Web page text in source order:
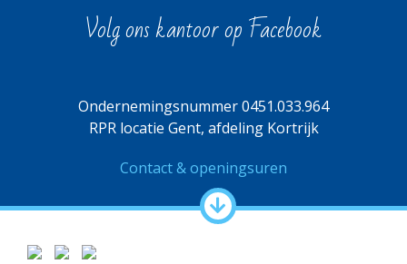
Volg ons kantoor op Facebook
Ondernemingsnummer 0451.033.964
RPR locatie Gent, afdeling Kortrijk
Contact & openingsuren